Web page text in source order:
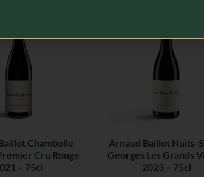
Chambolle
Cru Rouge
– 75cl
Arnaud Baillot Nuits-
Georges Les Grands
2023 – 75cl